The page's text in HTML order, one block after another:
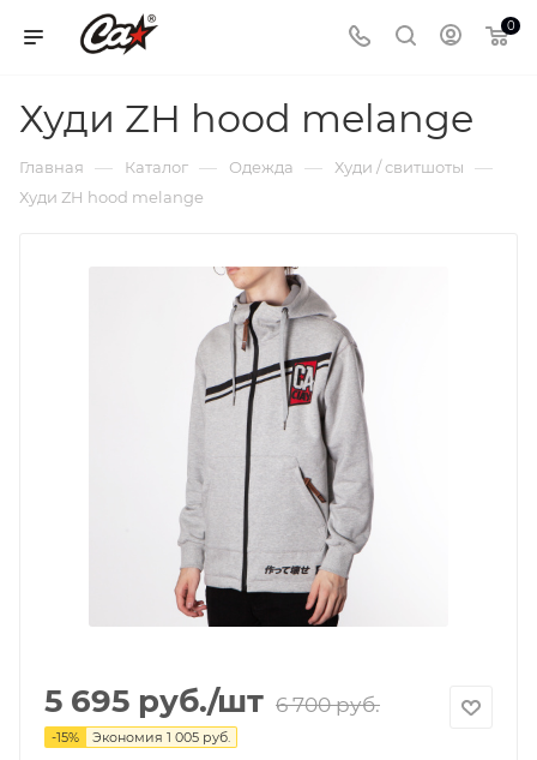
0
Худи ZH hood melange
Главная — Каталог — Одежда — Худи / свитшоты —
Худи ZH hood melange
5 695 руб./шт 6 700руб.
-15% Экономия 1 005 руб.